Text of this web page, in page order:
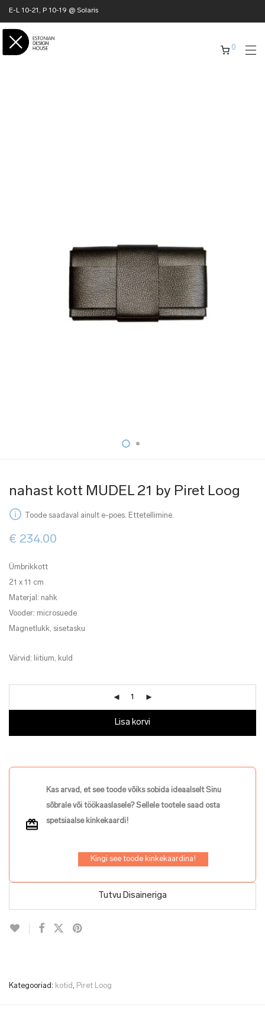
E-L 10-21, P 10-19 @ Solaris
0
nahast kott MUDEL 21 by Piret Loog
Toode saadaval ainult e-poes. Ettetellimine.
€ 234.00
Ümbrikkott
21 x 11 cm
Materjal: nahk
Vooder: microsuede
Magnetlukk, sisetasku
Värvid: liitium, kuld
Lisa korvi
Kas arvad, et see toode võiks sobida ideaalselt Sinu
sõbrale või töökaaslasele? Sellele tootele saad osta
spetsiaalse kinkekaardi!
Kingi see toode kinkekaardina!
Tutvu Disaineriga
Kategooriad: kotid Piret Loog